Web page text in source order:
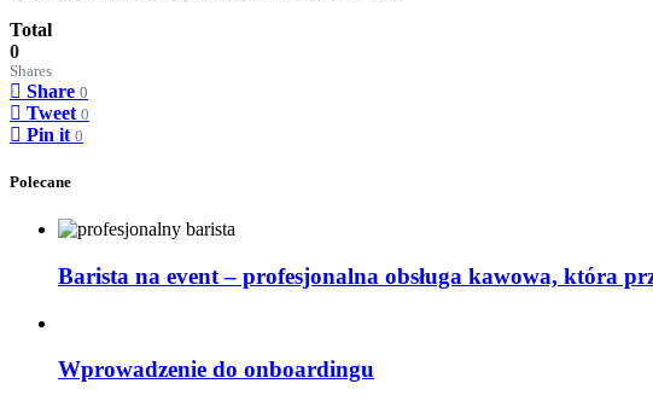
Total
0
Shares
Share 0
Tweet 0
Pin it 0
Polecane
Barista na event – profesjonalna obsługa kawowa, która
Wprowadzenie do onboardingu